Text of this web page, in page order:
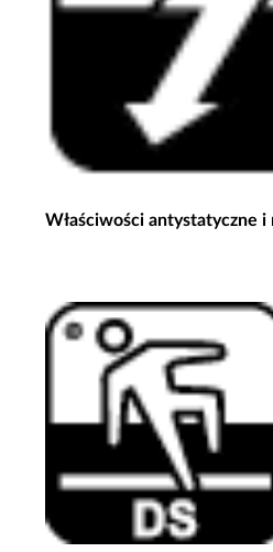
Właściwości antystatyczne i